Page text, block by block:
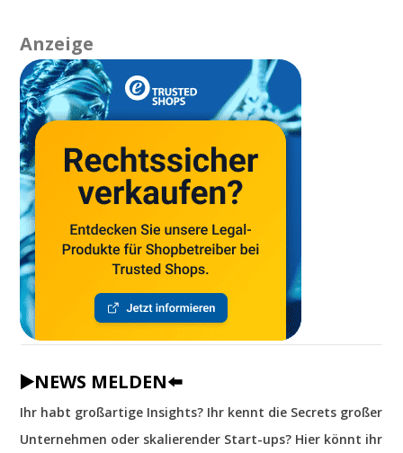
Anzeige
▶️NEWS MELDEN⬅️
Ihr habt großartige Insights? Ihr kennt die Secrets großer
Unternehmen oder skalierender Start-ups? Hier könnt ihr